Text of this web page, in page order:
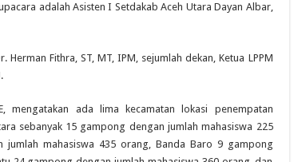
adalah Asisten I Setdakab Aceh Utara Dayan Albar,
Fithra, ST, MT, IPM, sejumlah dekan, Ketua LPPM
mengatakan ada lima kecamatan lokasi penempatan
sebanyak 15 gampong dengan jumlah mahasiswa 225
jumlah mahasiswa 435 orang, Banda Baro 9 gampong